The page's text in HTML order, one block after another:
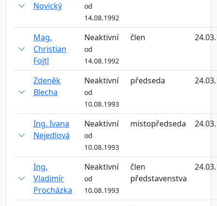
Novický
od
14.08.1992
Mag.
Christian
Fojtl
Neaktivní
od
14.08.1992
člen
Zdeněk
Blecha
Neaktivní
od
10.08.1993
předseda
Ing. Ivana
Nejedlová
Neaktivní
od
10.08.1993
mistopředseda
Ing.
Vladimír
Procházka
Neaktivní
od
10.08.1993
člen
představenstva